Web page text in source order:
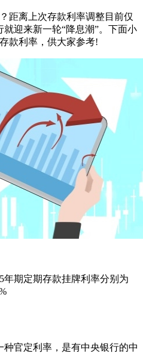
距离上次存款利率调整目前仅
迎来新一轮“降息潮”。 下面小
款利率，供大家参考!
年期定期存款挂牌利率分别为
官定利率，是有中央银行的中